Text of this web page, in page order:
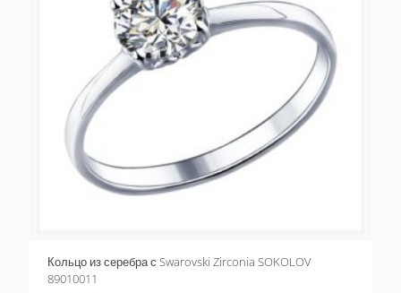
Кольцо из серебра с Swarovski Zirconia SOKOLOV
89010011